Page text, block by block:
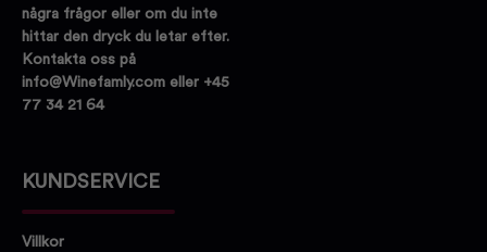
några frågor eller om du inte
hittar den dryck du letar efter.
Kontakta oss på
info@Winefamly.com eller +45
77 34 21 64
KUNDSERVICE
Villkor